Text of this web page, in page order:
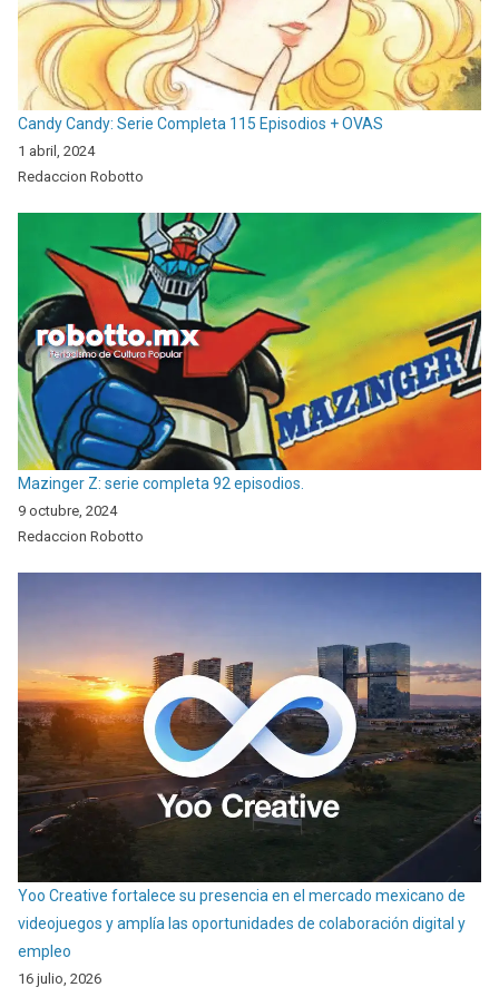
Candy Candy: Serie Completa 115 Episodios + OVAS
1 abril, 2024
Redaccion Robotto
Mazinger Z: serie completa 92 episodios.
9 octubre, 2024
Redaccion Robotto
Yoo Creative fortalece su presencia en el mercado mexicano de
videojuegos y amplía las oportunidades de colaboración digital y
empleo
16 julio, 2026